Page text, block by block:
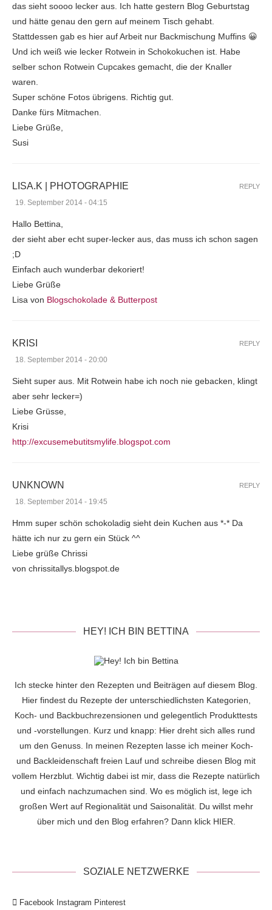
das sieht soooo lecker aus. Ich hatte gestern Blog Geburtstag
und hätte genau den gern auf meinem Tisch gehabt.
Stattdessen gab es hier auf Arbeit nur Backmischung Muffins 😀
Und ich weiß wie lecker Rotwein in Schokokuchen ist. Habe
selber schon Rotwein Cupcakes gemacht, die der Knaller
waren.
Super schöne Fotos übrigens. Richtig gut.
Danke fürs Mitmachen.
Liebe Grüße,
Susi
LISA.K | PHOTOGRAPHIE
19. September 2014 - 04:15
Hallo Bettina,
der sieht aber echt super-lecker aus, das muss ich schon sagen
;D
Einfach auch wunderbar dekoriert!
Liebe Grüße
Lisa von Blogschokolade & Butterpost
REPLY
KRISI
18. September 2014 - 20:00
Sieht super aus. Mit Rotwein habe ich noch nie gebacken, klingt
aber sehr lecker=)
Liebe Grüsse,
Krisi
http://excusemebutitsmylife.blogspot.com
REPLY
UNKNOWN
18. September 2014 - 19:45
Hmm super schön schokoladig sieht dein Kuchen aus *-* Da
hätte ich nur zu gern ein Stück ^^
Liebe grüße Chrissi
von chrissitallys.blogspot.de
REPLY
HEY! ICH BIN BETTINA
Ich stecke hinter den Rezepten und Beiträgen auf diesem Blog.
Hier findest du Rezepte der unterschiedlichsten Kategorien,
Koch- und Backbuchrezensionen und gelegentlich Produkttests
und -vorstellungen. Kurz und knapp: Hier dreht sich alles rund
um den Genuss. In meinen Rezepten lasse ich meiner Koch-
und Backleidenschaft freien Lauf und schreibe diesen Blog mit
vollem Herzblut. Wichtig dabei ist mir, dass die Rezepte natürlich
und einfach nachzumachen sind. Wo es möglich ist, lege ich
großen Wert auf Regionalität und Saisonalität. Du willst mehr
über mich und den Blog erfahren? Dann klick HIER
SOZIALE NETZWERKE
Facebook Instagram Pinterest